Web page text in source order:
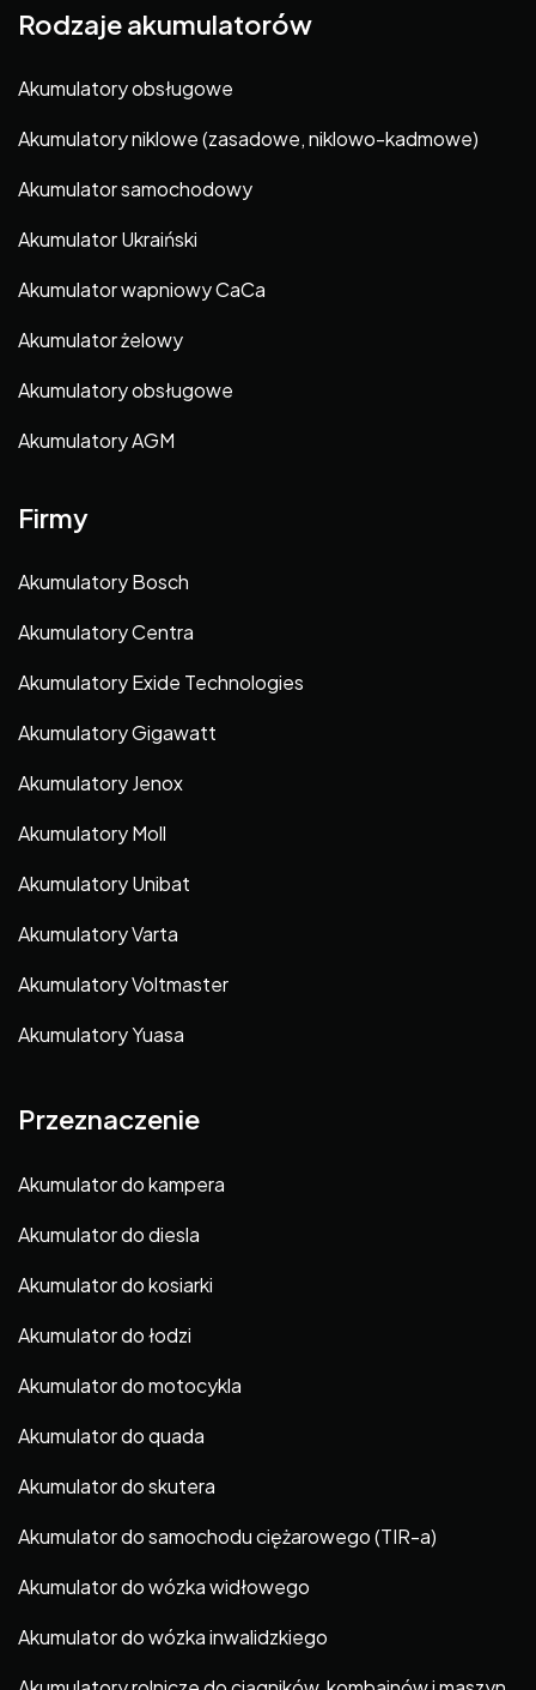
Rodzaje akumulatorów
Akumulatory obsługowe
Akumulatory niklowe (zasadowe, niklowo-kadmowe)
Akumulator samochodowy
Akumulator Ukraiński
Akumulator wapniowy CaCa
Akumulator żelowy
Akumulatory obsługowe
Akumulatory AGM
Firmy
Akumulatory Bosch
Akumulatory Centra
Akumulatory Exide Technologies
Akumulatory Gigawatt
Akumulatory Jenox
Akumulatory Moll
Akumulatory Unibat
Akumulatory Varta
Akumulatory Voltmaster
Akumulatory Yuasa
Przeznaczenie
Akumulator do kampera
Akumulator do diesla
Akumulator do kosiarki
Akumulator do łodzi
Akumulator do motocykla
Akumulator do quada
Akumulator do skutera
Akumulator do samochodu ciężarowego (TIR-a)
Akumulator do wózka widłowego
Akumulator do wózka inwalidzkiego